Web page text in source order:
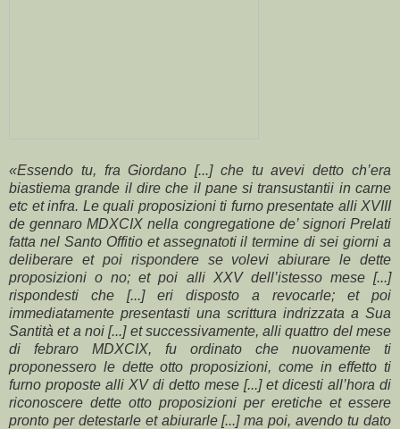
«Essendo tu, fra Giordano [...] che tu avevi detto ch’era
biastiema grande il dire che il pane si transustantii in carne
etc et infra. Le quali proposizioni ti furno presentate alli XVIII
de gennaro MDXCIX nella congregatione de’ signori Prelati
fatta nel Santo Offitio et assegnatoti il termine di sei giorni a
deliberare et poi rispondere se volevi abiurare le dette
proposizioni o no; et poi alli XXV dell’istesso mese [...]
rispondesti che [...] eri disposto a revocarle; et poi
immediatamente presentasti una scrittura indrizzata a Sua
Santità et a noi [...] et successivamente, alli quattro del mese
di febraro MDXCIX, fu ordinato che nuovamente ti
proponessero le dette otto proposizioni, come in effetto ti
furno proposte alli XV di detto mese [...] et dicesti all’hora di
riconoscere dette otto proposizioni per eretiche et essere
pronto per detestarle et abiurarle [...] ma poi, avendo tu dato